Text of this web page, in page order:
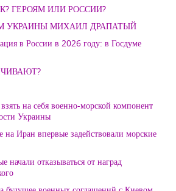
ГЕРОЯМ ИЛИ РОССИИ?
УКРАИНЫ МИХАИЛ ДРАПАТЫЙ
в России в 2026 году: в Госдуме
на себя военно-морской компонент
Украины
Иран впервые задействовали морские
начали отказываться от наград